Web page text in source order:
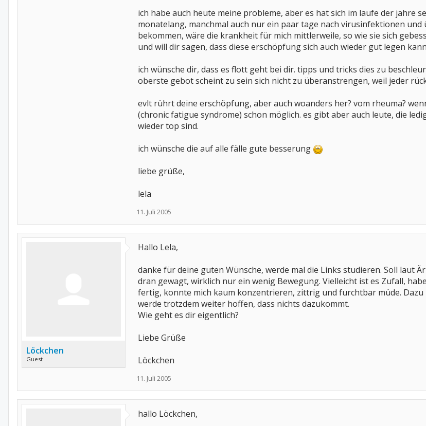
ich habe auch heute meine probleme, aber es hat sich im laufe der
monatelang, manchmal auch nur ein paar tage nach virusinfektionen
bekommen, wäre die krankheit für mich mittlerweile, so wie sie sich
und will dir sagen, dass diese erschöpfung sich auch wieder gut legen
ich wünsche dir, dass es flott geht bei dir. tipps und tricks dies zu
oberste gebot scheint zu sein sich nicht zu überanstrengen, weil jeder
evlt rührt deine erschöpfung, aber auch woanders her? vom rheuma?
(chronic fatigue syndrome) schon möglich. es gibt aber auch leute, die
wieder top sind.
ich wünsche die auf alle fälle gute besserung
liebe grüße,
lela
11. Juli 2005
Löckchen
Guest
Hallo Lela,
danke für deine guten Wünsche, werde mal die Links studieren. Soll laut
dran gewagt, wirklich nur ein wenig Bewegung. Vielleicht ist es Zufall,
fertig, konnte mich kaum konzentrieren, zittrig und furchtbar müde. Dazu
werde trotzdem weiter hoffen, dass nichts dazukommt.
Wie geht es dir eigentlich?
Liebe Grüße
Löckchen
11. Juli 2005
hallo Löckchen,